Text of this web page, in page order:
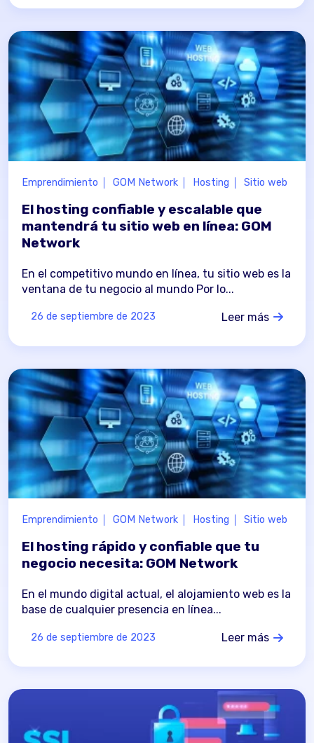
Emprendimiento GOM Network Hosting Sitio web
El hosting confiable y escalable que
mantendrá tu sitio web en línea: GOM
Network
En el competitivo mundo en línea, tu sitio web es la
ventana de tu negocio al mundo Por lo...
26 de septiembre de 2023 Leer más
Emprendimiento GOM Network Hosting Sitio web
El hosting rápido y confiable que tu
negocio necesita: GOM Network
En el mundo digital actual, el alojamiento web es la
base de cualquier presencia en línea...
26 de septiembre de 2023 Leer más